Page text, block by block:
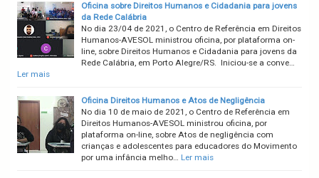
Oficina sobre Direitos Humanos e Cidadania para jovens
da Rede Calábria
No dia 23/04 de 2021, o Centro de Referência em Direitos
Humanos-AVESOL ministrou oficina, por plataforma on-
line, sobre Direitos Humanos e Cidadania para jovens da
Rede Calábria, em Porto Alegre/RS. Iniciou-se a conve…
Ler mais
Oficina Direitos Humanos e Atos de Negligência
No dia 10 de maio de 2021, o Centro de Referência em
Direitos Humanos-AVESOL ministrou oficina, por
plataforma on-line, sobre Atos de negligência com
crianças e adolescentes para educadores do Movimento
por uma infância melho… Ler mais